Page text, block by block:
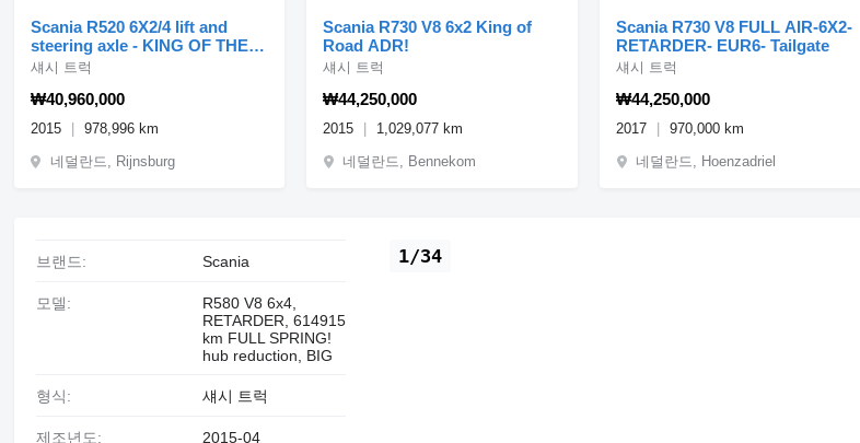
Scania R520 6X2/4 lift and
steering axle - KING OF THE
ROAD - WB 5100
₩40,960,000
섀시 트럭
2015
978,996 km
네덜란드, Rijnsburg
Scania R730 V8 6x2 King of
Road ADR!
₩44,250,000
섀시 트럭
2015
1,029,077 km
네덜란드, Bennekom
Scania R730 V8 FULL AIR-6X2-
RETARDER- EUR6- Tailgate
₩44,250,000
섀시 트럭
2017
970,000 km
네덜란드, Hoenzadriel
1/34
브랜드: Scania
모델:
R580 V8 6x4,
RETARDER, 614915
km FULL SPRING!
hub reduction, BIG
형식: 섀시 트럭
제조년도: 2015-04